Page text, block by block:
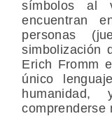
símbolos al
encuentran
personas
simbolización
Erich Fromm
único
comprenderse